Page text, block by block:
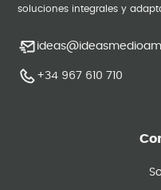
soluciones integrales y
+34 967 610 710